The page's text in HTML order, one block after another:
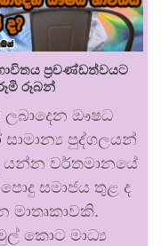
ප්‍රචණ්ඩත්වයට
රූබන්
ලබාදෙන ඖෂධ
පුද්ගලයන්
යන්න වර්තමානයේ
සමාජය තුළ ද
කොට මාධ්‍ය